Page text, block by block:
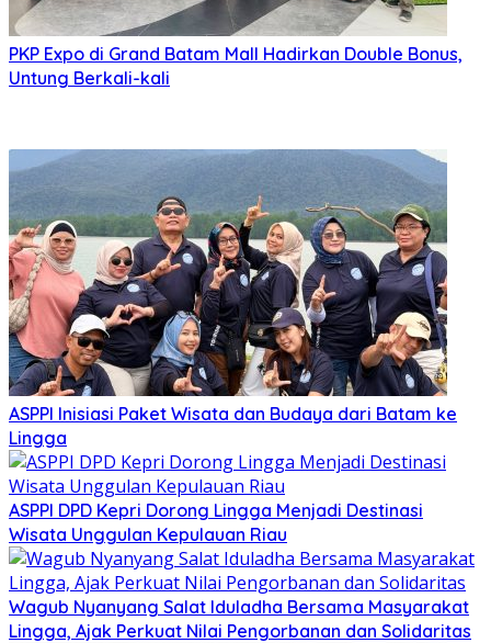
PKP Expo di Grand Batam Mall Hadirkan Double Bonus,
Untung Berkali-kali
ASPPI Inisiasi Paket Wisata dan Budaya dari Batam ke
Lingga
ASPPI DPD Kepri Dorong Lingga Menjadi Destinasi
Wisata Unggulan Kepulauan Riau
Wagub Nyanyang Salat Iduladha Bersama Masyarakat
Lingga, Ajak Perkuat Nilai Pengorbanan dan Solidaritas